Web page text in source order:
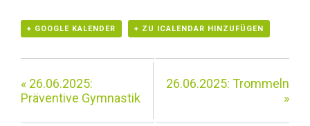
+ GOOGLE KALENDER + ZU ICALENDAR HINZUFÜGEN
« 26.06.2025:
Präventive Gymnastik
26.06.2025: Trommeln
»